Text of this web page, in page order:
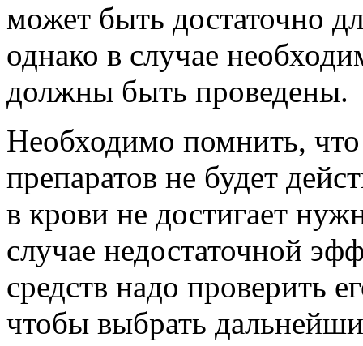
может быть достаточно
однако в случае
должны быть проведены.
Необходимо помнить,
препаратов не будет
в крови не достигает
случае недостаточной
средств надо проверить
чтобы выбрать